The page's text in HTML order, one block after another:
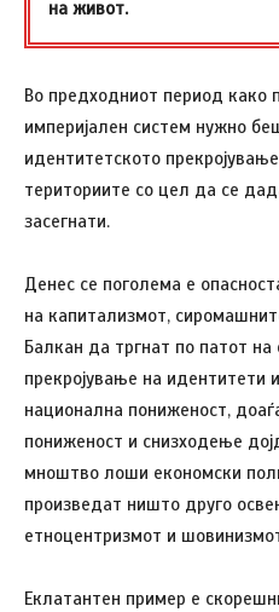
на живот.
Во предходниот период како
империјален систем нужно
идентитетското
териториите со цел да се
засегнати.
Денес се поголема е
на капитализмот,
Балкан да тргнат по патот на
прекројување на идентитети
национална пониженост,
пониженост и снизходење
мноштво лоши економски
произведат ништо друго
етноцентризмот и
Еклатантен пример е